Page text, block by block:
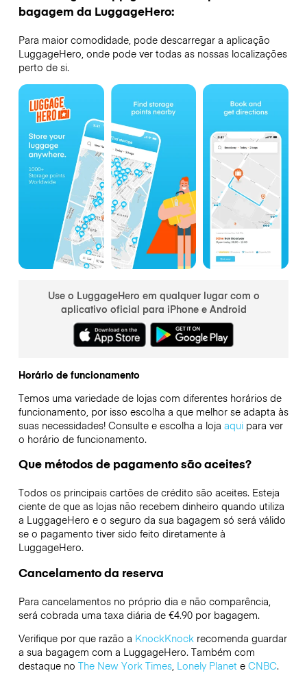
bagagem da LuggageHero:
Para maior comodidade, pode descarregar a aplicação
LuggageHero, onde pode ver todas as nossas localizações
perto de si.
Use o LuggageHero em qualquer lugar com o
aplicativo oficial para iPhone e Android
Horário de funcionamento
Temos uma variedade de lojas com diferentes horários de
funcionamento, por isso escolha a que melhor se adapta às
suas necessidades! Consulte e escolha a loja aquipara ver
o horário de funcionamento.
Que métodos de pagamento são aceites?
Todos os principais cartões de crédito são aceites. Esteja
ciente de que as lojas não recebem dinheiro quando utiliza
a LuggageHero e o seguro da sua bagagem só será válido
se o pagamento tiver sido feito diretamente à
LuggageHero.
Cancelamento da reserva
Para cancelamentos no próprio dia e não comparência,
será cobrada uma taxa diária de €4.90 por bagagem.
Verifique por que razão a KnockKnockrecomenda guardar
a sua bagagem com a LuggageHero. Também com
destaque no The New York Times, Lonely Planete CNBC.